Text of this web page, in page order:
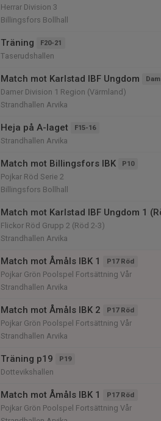
Herrar Division 3
Billingsfors Bollhall
Träning F20-21
Taserudshallen
Match mot Karlstad IBF Ungdom Dam
Damer Division 1 Region (Värmland)
Strandhallen Arvika
Heja på A-laget F15-16
Strandhallen Arvika
Match mot Billingsfors IBK P10
Pojkar Röd Serie 2
Billingsfors Bollhall
Match mot Karlstad IBF Ungdom 1
Flickor Röd Grupp 2 (Röd 2-3)
Strandhallen Arvika
Match mot Åmåls IBK 1 P17 Röd
Pojkar Grön Poolspel Fortsättning Vår
Strandhallen Arvika
Match mot Åmåls IBK 2 P17 Röd
Pojkar Grön Poolspel Fortsättning Vår
Strandhallen Arvika
Träning p19 P19
Dottevikshallen
Match mot Åmåls IBK 1 P17 Röd
Pojkar Grön Poolspel Fortsättning Vår